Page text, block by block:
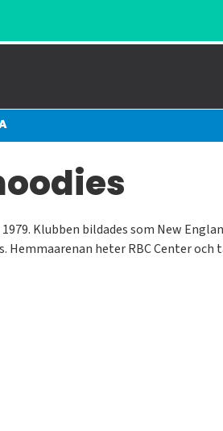
Klubben bildades som New
heter RBC Center och